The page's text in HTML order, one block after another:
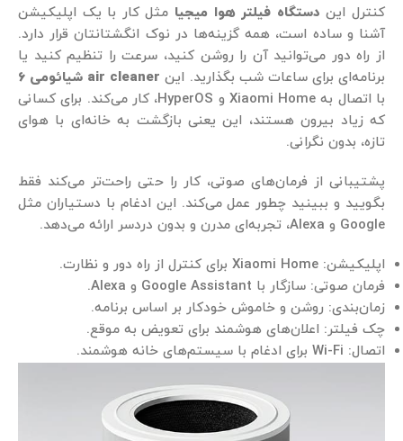
کنترل این دستگاه فیلتر هوا میجیا مثل کار با یک اپلیکیشن
آشنا و ساده است، همه گزینه‌ها در نوک انگشتانتان قرار دارد.
از راه دور می‌توانید آن را روشن کنید، سرعت را تنظیم کنید یا
برنامه‌ای برای ساعات شب بگذارید. این air cleaner شیائومی 6
با اتصال به Xiaomi Home و HyperOS، کار می‌کند. برای کسانی
که زیاد بیرون هستند، این یعنی بازگشت به خانه‌ای با هوای
تازه، بدون نگرانی.
پشتیبانی از فرمان‌های صوتی، کار را حتی راحت‌تر می‌کند فقط
بگویید و ببینید چطور عمل می‌کند. این ادغام با دستیاران مثل
Google و Alexa، تجربه‌ای مدرن و بدون دردسر ارائه می‌دهد.
اپلیکیشن: Xiaomi Home برای کنترل از راه دور و نظارت.
فرمان صوتی: سازگار با Google Assistant و Alexa.
زمان‌بندی: روشن و خاموش خودکار بر اساس برنامه.
چک فیلتر: اعلان‌های هوشمند برای تعویض به موقع.
اتصال: Wi-Fi برای ادغام با سیستم‌های خانه هوشمند.